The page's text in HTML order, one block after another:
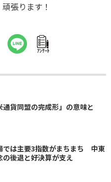
張ります！
ｱﾝｹｰﾄ
通貨同盟の完成形」の意味と
では主要3指数がまちまち 中東
の後退と好決算が支え